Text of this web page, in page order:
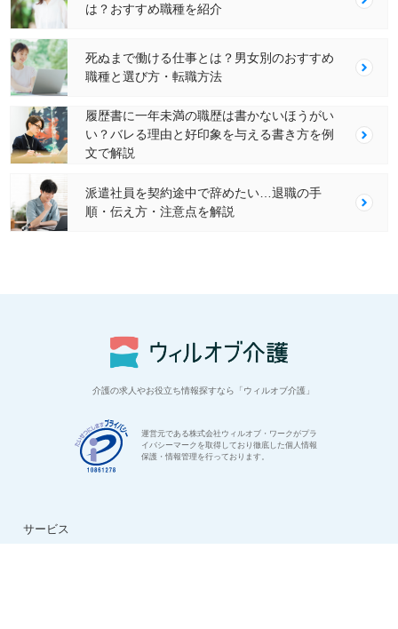
は？おすすめ職種を紹介
死ぬまで働ける仕事とは？男女別のおすすめ
職種と選び方・転職方法
履歴書に一年未満の職歴は書かないほうがい
い？バレる理由と好印象を与える書き方を例
文で解説
派遣社員を契約途中で辞めたい…退職の手
順・伝え方・注意点を解説
介護の求人やお役立ち情報探すなら「ウィルオブ介護」
運営元である株式会社ウィルオブ・ワークがプラ
イバシーマークを取得しており徹底した個人情報
保護・情報管理を行っております。
サービス